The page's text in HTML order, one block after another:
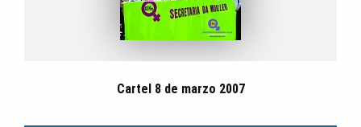
Cartel 8 de marzo 2007